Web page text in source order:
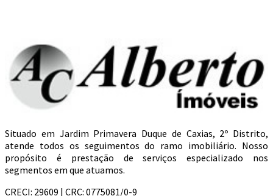
Situado em Jardim Primavera Duque de Caxias, 2º Distrito,
atende todos os seguimentos do ramo imobiliário. Nosso
propósito é prestação de serviços especializado nos
segmentos em que atuamos.
CRECI: 29609 | CRC: 0775081/0-9